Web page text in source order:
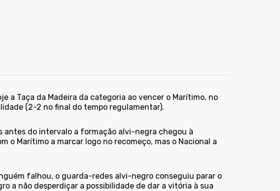
a Taça da Madeira da categoria ao vencer o Marítimo, no
(2-2 no final do tempo regulamentar).
antes do intervalo a formação alvi-negra chegou à
o Marítimo a marcar logo no recomeço, mas o Nacional a
falhou, o guarda-redes alvi-negro conseguiu parar o
a não desperdiçar a possibilidade de dar a vitória à sua